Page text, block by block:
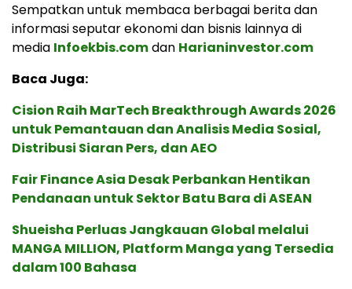
Sempatkan untuk membaca berbagai berita dan
informasi seputar ekonomi dan bisnis lainnya di
media Infoekbis.comdan Harianinvestor.com
Baca Juga:
Cision Raih MarTech Breakthrough Awards 2026
untuk Pemantauan dan Analisis Media Sosial,
Distribusi Siaran Pers, dan AEO
Fair Finance Asia Desak Perbankan Hentikan
Pendanaan untuk Sektor Batu Bara di ASEAN
Shueisha Perluas Jangkauan Global melalui
MANGA MILLION, Platform Manga yang Tersedia
dalam 100 Bahasa